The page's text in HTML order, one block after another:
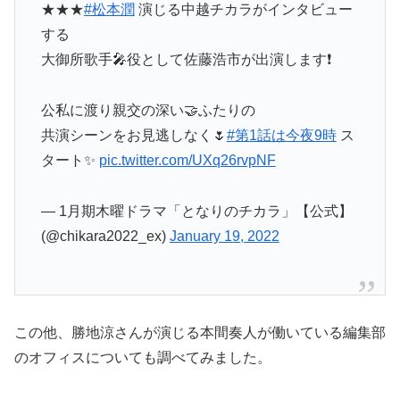
★★★#松本潤 演じる中越チカラがインタビュー
する
大御所歌手🎤役として佐藤浩市が出演します❗️
公私に渡り親交の深い🤝ふたりの
共演シーンをお見逃しなく🌷 #第1話は今夜9時ス
タート✨ pic.twitter.com/UXq26rvpNF
— 1月期木曜ドラマ「となりのチカラ」【公式】
(@chikara2022_ex) January 19, 2022
この他、勝地涼さんが演じる本間奏人が働いている編集部
のオフィスについても調べてみました。